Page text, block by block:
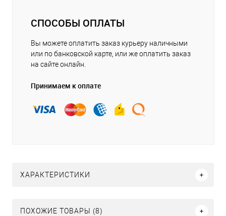
СПОСОБЫ ОПЛАТЫ
Вы можете оплатить заказ курьеру наличными
или по банковской карте, или же оплатить заказ
на сайте онлайн.
Принимаем к оплате
ХАРАКТЕРИСТИКИ
ПОХОЖИЕ ТОВАРЫ (8)